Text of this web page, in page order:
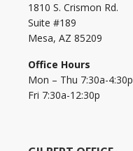
1810 S. Crismon Rd.
Suite #189
Mesa, AZ 85209
Office Hours
Mon – Thu 7:30a-4:30p
Fri 7:30a-12:30p